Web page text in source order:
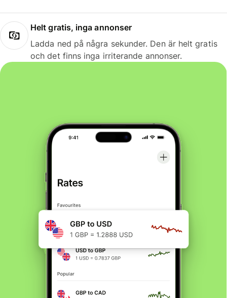
Helt gratis, inga annonser
Ladda ned på några sekunder. Den är helt gratis
och det finns inga irriterande annonser.